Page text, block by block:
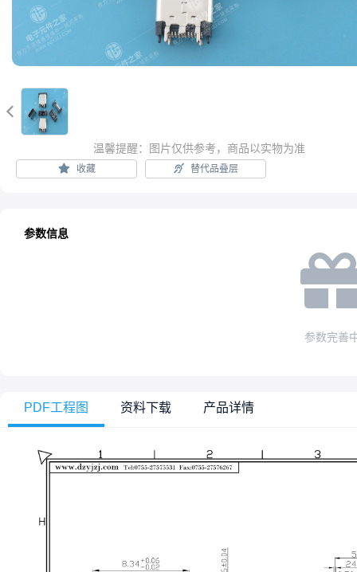

温馨提醒：图片仅供参考，商品以实物为准
收藏 替代品叠层
参数信息
参数完善
PDF工程图 资料下载 产品详情